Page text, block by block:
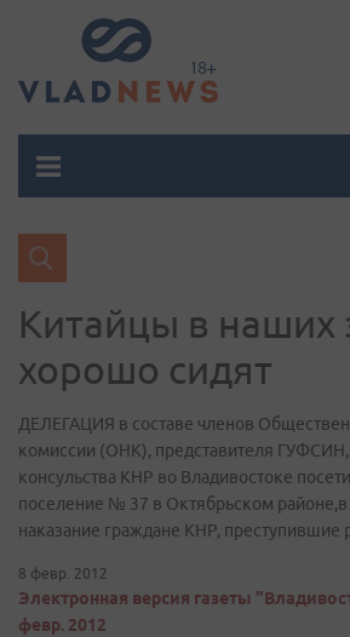
Китайцы в наших
хорошо сидят
ДЕЛЕГАЦИЯ в составе членов
комиссии (ОНК), представителя ГУФСИН,
консульства КНР во Владивостоке
поселение № 37 в Октябрьском
наказание граждане КНР, преступившие
8 февр. 2012
Электронная версия газеты
февр. 2012